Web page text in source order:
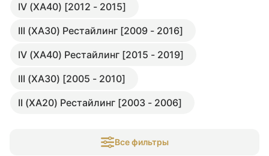
IV (XA40) [2012 - 2015]
III (XA30) Рестайлинг [2009 - 2016]
IV (XA40) Рестайлинг [2015 - 2019]
III (XA30) [2005 - 2010]
II (XA20) Рестайлинг [2003 - 2006]
Все фильтры